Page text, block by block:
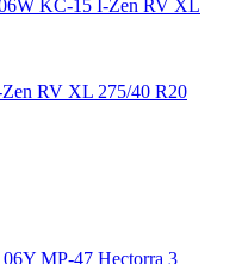
RV XL 275/40 R20